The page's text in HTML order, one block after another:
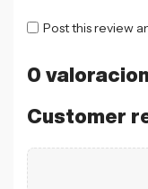
0
Customer
Post this review